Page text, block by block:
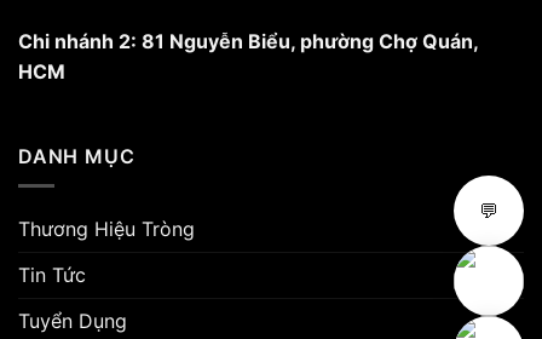
Chi nhánh 2: 81 Nguyễn Biểu, phường Chợ Quán,
HCM
DANH MỤC
Thương Hiệu Tròng
Tin Tức
Tuyển Dụng
💬